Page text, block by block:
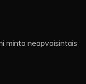
minta neapvaisintais